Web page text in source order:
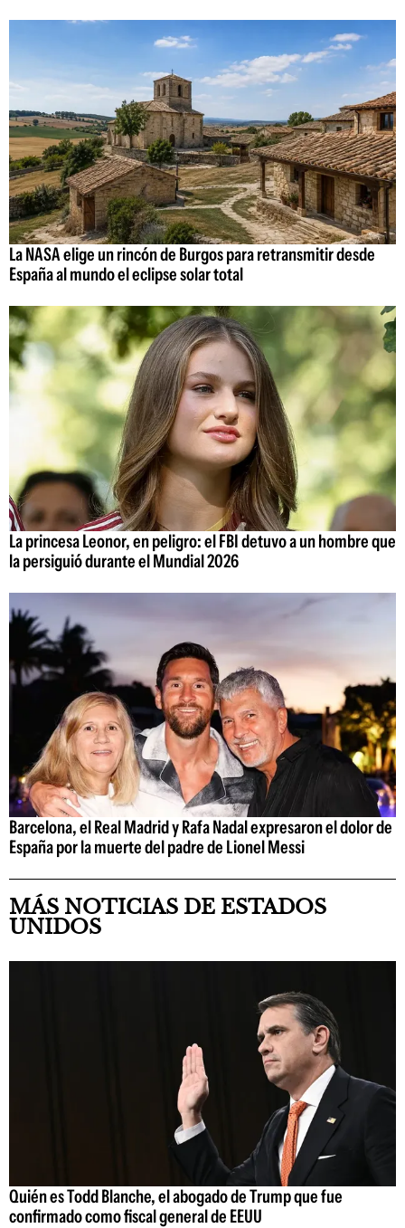
La NASA elige un rincón de Burgos para retransmitir desde
España al mundo el eclipse solar total
La princesa Leonor, en peligro: el FBI detuvo a un hombre que
la persiguió durante el Mundial 2026
Barcelona, el Real Madrid y Rafa Nadal expresaron el dolor de
España por la muerte del padre de Lionel Messi
MÁS NOTICIAS DE ESTADOS
UNIDOS
Quién es Todd Blanche, el abogado de Trump que fue
confirmado como fiscal general de EEUU